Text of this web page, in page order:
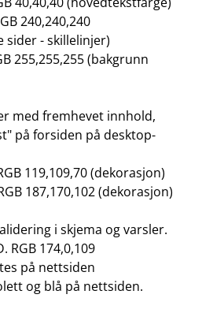
240,240,240
sider - skillelinjer)
255,255,255 (bakgrunn
med fremhevet innhold,
på forsiden på desktop-
119,109,70 (dekorasjon)
187,170,102 (dekorasjon)
i skjema og varsler.
RGB 174,0,109
på nettsiden
og blå på nettsiden.